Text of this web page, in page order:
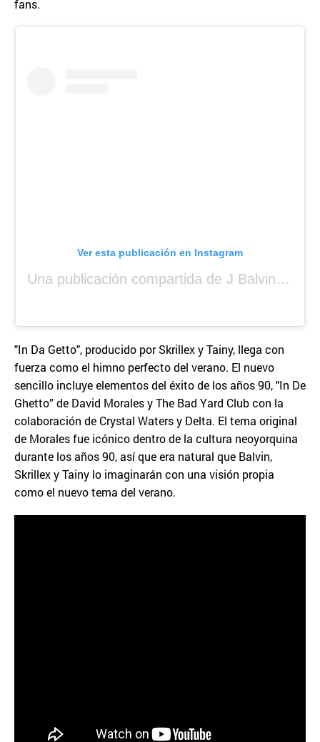
fans.
Ver esta publicación en Instagram
Una publicación compartida de J Balvin (@jbalvin)
"In Da Getto", producido por Skrillex y Tainy, llega con
fuerza como el himno perfecto del verano. El nuevo
sencillo incluye elementos del éxito de los años 90, "In De
Ghetto” de David Morales y The Bad Yard Club con la
colaboración de Crystal Waters y Delta. El tema original
de Morales fue icónico dentro de la cultura neoyorquina
durante los años 90, así que era natural que Balvin,
Skrillex y Tainy lo imaginarán con una visión propia
como el nuevo tema del verano.